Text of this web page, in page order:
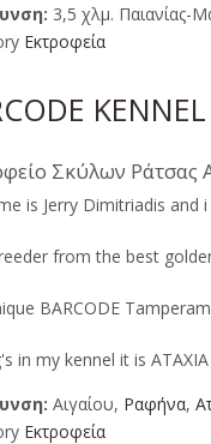
3,5 χλμ. Παιανίας-
Εκτροφεία
KENNEL
Σκύλων
is Jerry Dimitriadis and
from the best
BARCODE
in my kennel it is ATAXIA
Αιγαίου, Ραφήνα,
Εκτροφεία